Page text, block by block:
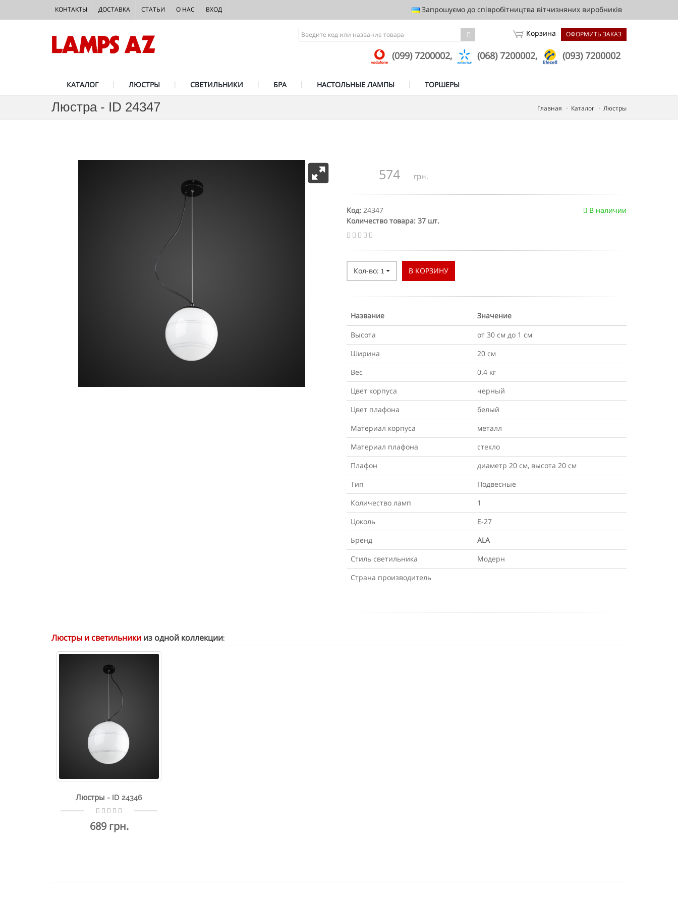
Запрошуємо до співробітництва вітчизняних виробників
КОНТАКТЫ ДОСТАВКА СТАТЬИ О НАС ВХОД
ОФОРМИТЬ ЗАКАЗ
Корзина
(099) 7200002, (068) 7200002, (093) 7200002
КАТАЛОГ ЛЮСТРЫ СВЕТИЛЬНИКИ БРА НАСТОЛЬНЫЕ ЛАМПЫ ТОРШЕРЫ
Люстра - ID 24347 Главная Каталог Люстры
574 грн.
В наличии
Код: 24347
Количество товара: 37 шт.
Кол-во: 1 В КОРЗИНУ
Название
Значение
Высота
от 30 см до 1 см
Ширина
20 см
Вес
0.4 кг
Цвет корпуса
черный
Цвет плафона
белый
Материал корпуса
металл
Материал плафона
стекло
Плафон
диаметр 20 см, высота 20 см
Тип
Подвесные
Количество ламп
1
Цоколь
Е-27
Бренд
ALA
Стиль светильника
Модерн
Страна производитель
Люстры и светильники из одной коллекции:
Люстры - ID 24346
689 грн.